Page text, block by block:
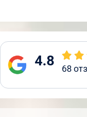
4.8 68